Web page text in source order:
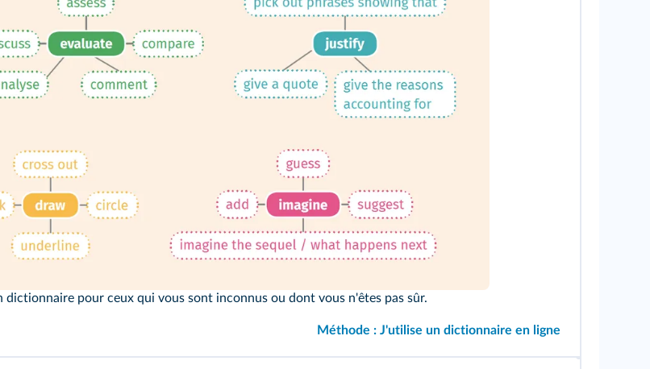
dictionnaire pour ceux qui vous sont inconnus ou dont vous n'êtes pas sûr.
Méthode : J'utilise un dictionnaire en ligne